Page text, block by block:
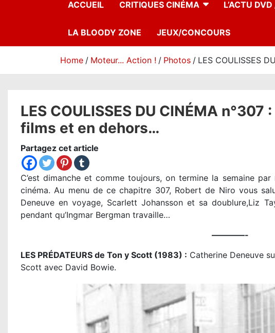
ACCUEIL CRITIQUES CINÉMA L’ACTU
LA BLOODY ZONE JEUX/CONCOURS
Home Moteur... Action ! Photos LES COULISSES
LES COULISSES DU CINÉMA
films et en dehors…
Partagez cet article
C’est dimanche et comme toujours, on termine la semaine
cinéma. Au menu de ce chapitre 307, Robert de Niro vous
Deneuve en voyage, Scarlett Johansson et sa doublure,Liz
pendant qu’Ingmar Bergman travaille…
————-
LES PRÉDATEURS de Ton y Scott (1983) : Catherine Deneuve
Scott avec David Bowie.